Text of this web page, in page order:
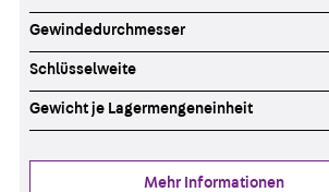
Gewindedurchmesser
Schlüsselweite
Gewicht je Lagermengeneinheit
Mehr Informationen